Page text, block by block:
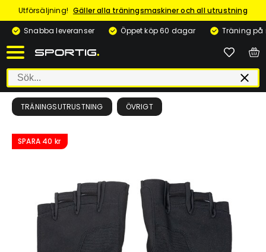
Utförsäljning! Gäller alla träningsmaskiner och all utrustning
Snabba leveranser
Öppet köp 60 dagar Träning på
TRÄNINGSUTRUSTNING ÖVRIGT
SPARA 40 kr